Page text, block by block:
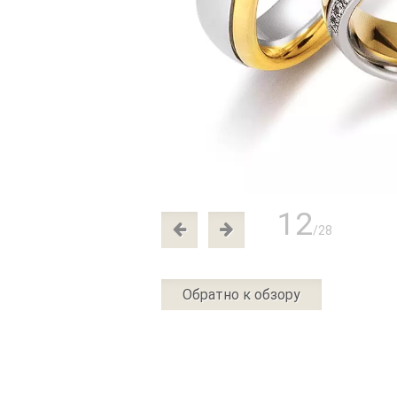
12/28
Обратно к обзору